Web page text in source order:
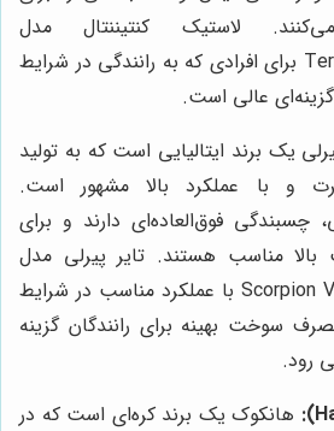
لاستیک کنتیننتال مدل
TerrainContact A/T برای افرادی که به رانندگی در شرایط
عالی است.
یک برند ایتالیایی است که به تولید
و با عملکرد بالا مشهور است.
چسبندگی فوق‌العاده‌ای دارند و برای
بالا مناسب هستند. تایر پیرلی مدل
Scorpion Verde All Season با عملکرد مناسب در شرایط
سوخت بهینه برای رانندگان گزینه
رود.
هانکوک یک برند کره‌ای است که در